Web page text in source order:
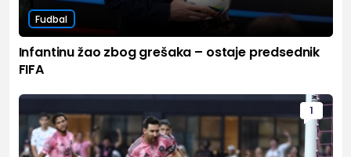
Fudbal
Infantinu žao zbog grešaka – ostaje predsednik
FIFA
1